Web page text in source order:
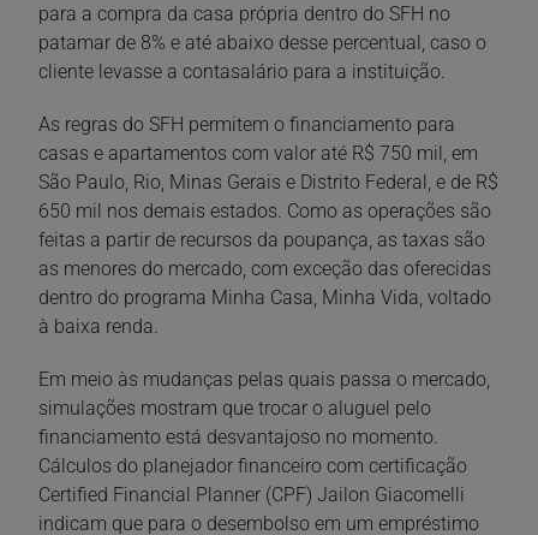
para a compra da casa própria dentro do SFH no
patamar de 8% e até abaixo desse percentual, caso o
cliente levasse a conta­salário para a instituição.
As regras do SFH permitem o financiamento para
casas e apartamentos com valor até R$ 750 mil, em
São Paulo, Rio, Minas Gerais e Distrito Federal, e de R$
650 mil nos demais estados. Como as operações são
feitas a partir de recursos da poupança, as taxas são
as menores do mercado, com exceção das oferecidas
dentro do programa Minha Casa, Minha Vida, voltado
à baixa renda.
Em meio às mudanças pelas quais passa o mercado,
simulações mostram que trocar o aluguel pelo
financiamento está desvantajoso no momento.
Cálculos do planejador financeiro com certificação
Certified Financial Planner (CPF) Jailon Giacomelli
indicam que para o desembolso em um empréstimo